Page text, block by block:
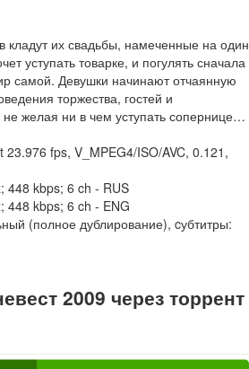
их свадьбы, намеченные на один
уступать товарке, и погулять сначала
самой. Девушки начинают отчаянную
торжества, гостей и
желая ни в чем уступать сопернице…
fps, V_MPEG4/ISO/AVC, 0.121,
448 kbps; 6 ch - RUS
448 kbps; 6 ch - ENG
(полное дублирование), cубтитры:
2009 через торрент